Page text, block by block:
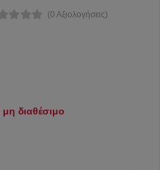
(0 Αξιολογήσεις)
διαθέσιμο